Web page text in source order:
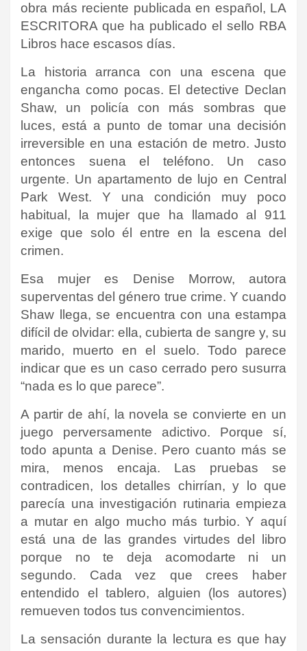
obra más reciente publicada en español, LA
ESCRITORA que ha publicado el sello RBA
Libros hace escasos días.
La historia arranca con una escena que
engancha como pocas. El detective Declan
Shaw, un policía con más sombras que
luces, está a punto de tomar una decisión
irreversible en una estación de metro. Justo
entonces suena el teléfono. Un caso
urgente. Un apartamento de lujo en Central
Park West. Y una condición muy poco
habitual, la mujer que ha llamado al 911
exige que solo él entre en la escena del
crimen.
Esa mujer es Denise Morrow, autora
superventas del género true crime. Y cuando
Shaw llega, se encuentra con una estampa
difícil de olvidar: ella, cubierta de sangre y, su
marido, muerto en el suelo. Todo parece
indicar que es un caso cerrado pero susurra
“nada es lo que parece”.
A partir de ahí, la novela se convierte en un
juego perversamente adictivo. Porque sí,
todo apunta a Denise. Pero cuanto más se
mira, menos encaja. Las pruebas se
contradicen, los detalles chirrían, y lo que
parecía una investigación rutinaria empieza
a mutar en algo mucho más turbio. Y aquí
está una de las grandes virtudes del libro
porque no te deja acomodarte ni un
segundo. Cada vez que crees haber
entendido el tablero, alguien (los autores)
remueven todos tus convencimientos.
La sensación durante la lectura es que hay